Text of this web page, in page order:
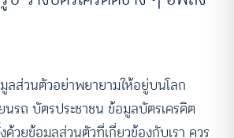
ลส่วนตัวอย่าพยายามให้อยู่บนโลก
นรถ บัตรประชาชน ข้อมูลบัตรเครดิต
ด้วยข้อมูลส่วนตัวที่เกี่ยวข้องกับเรา ควร